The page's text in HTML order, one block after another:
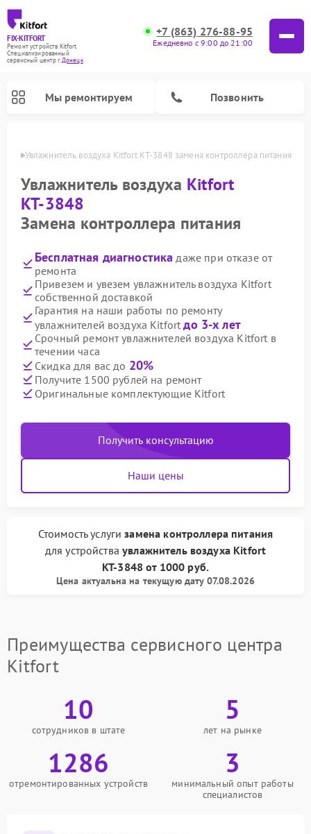
FIX-KITFORT
Ремонт устройств Kitfort
Специализированный
cервисный центр г.Донецк
+7 (863) 276-88-95
Ежедневно с 9:00 до 21:00
Мы ремонтируем Позвонить
Увлажнитель воздуха Kitfort КТ-3848 замена контроллера питания
Увлажнитель воздуха Kitfort
КТ-3848
Замена контроллера питания
Бесплатная диагностика даже при отказе от
ремонта
Привезем и увезем увлажнитель воздуха Kitfort
собственной доставкой
Гарантия на наши работы по ремонту
увлажнителей воздуха Kitfortдо 3-х лет
Срочный ремонт увлажнителей воздуха Kitfort в
течении часа
Скидка для вас до 20%
Получите 1500 рублей на ремонт
Оригинальные комплектующие Kitfort
Получить консультацию
Наши цены
Стоимость услугизамена контроллера питания
для устройстваувлажнитель воздуха Kitfort
КТ-3848от 1000 руб.
Цена актуальна на текущую дату 07.08.2026
Преимущества сервисного центра
Kitfort
10
сотрудников в штате
5
лет на рынке
1286
отремонтированных устройств
3
минимальный опыт работы
специалистов